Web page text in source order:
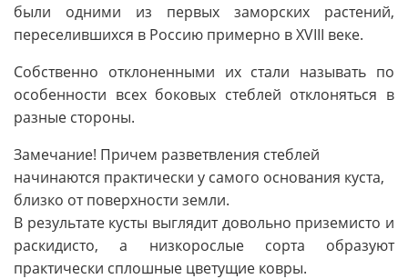
были одними из первых заморских растений,
переселившихся в Россию примерно в XVIII веке.
Собственно отклоненными их стали называть по
особенности всех боковых стеблей отклоняться в
разные стороны.
Замечание! Причем разветвления стеблей
начинаются практически у самого основания куста,
близко от поверхности земли.
В результате кусты выглядит довольно приземисто и
раскидисто, а низкорослые сорта образуют
практически сплошные цветущие ковры.